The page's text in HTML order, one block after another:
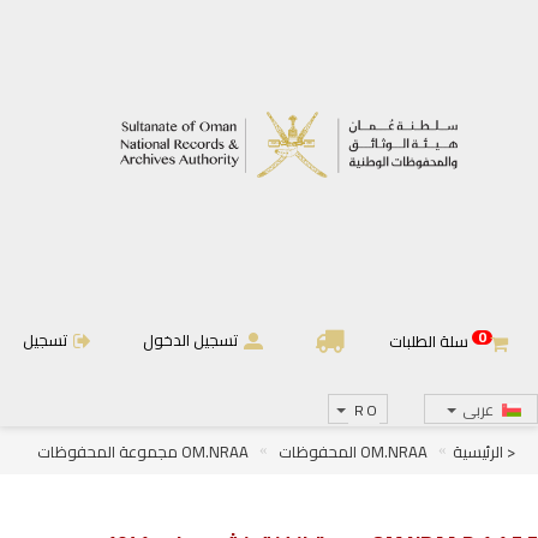
0 سلة الطلبات تسجيل الدخول تسجيل
عربى RO
< الرئيسية OM.NRAA المحفوظات
OM.NRAA مجموعة المحفوظات